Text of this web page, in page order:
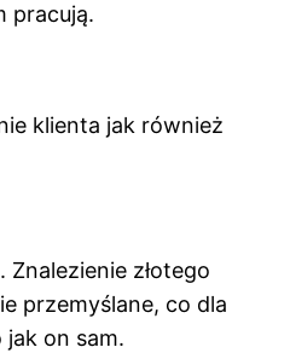
pracują.
klienta jak również
złotego
przemyślane, co dla
on sam.